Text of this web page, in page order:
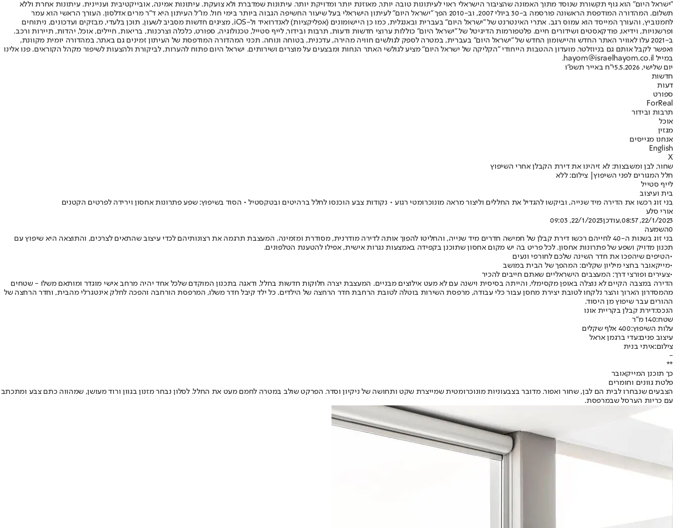
"ישראל היום" הוא גוף תקשורת שנוסד מתוך האמונה שהציבור הישראלי ראוי לעיתונות טובה יותר, מאוזנת יותר ומדויקת יותר. עיתונות שמדברת ולא צועקת. עיתונות אמינה, אובייקטיבית ועניינית. עיתונות אחרת וללא
תשלום. המהדורה המודפסת הראשונה פורסמה ב-30 ביולי 2007, וב-2010 הפך "ישראל היום" לעיתון הישראלי בעל שיעור החשיפה הגבוה ביותר בימי חול. מו"ל העיתון היא ד"ר מרים אדלסון. העורך הראשי הוא עמר
לחמנוביץ, והעורך המייסד הוא עמוס רגב. אתרי האינטרנט של "ישראל היום" בעברית ובאנגלית, כמו כן היישומונים (אפליקציות) לאנדרואיד ול-iOS, מציגים חדשות מסביב לשעון, תוכן בלעדי, מבזקים ועדכונים, ניתוחים
ופרשנויות, וידיאו, פודקאסטים ושידורים חיים. פלטפורמות הדיגיטל של "ישראל היום" כוללות ערוצי חדשות ודעות, תרבות ובידור, לייף סטייל, טכנולוגיה, ספורט, כלכלה וצרכנות, בריאות, חיילים, אוכל, יהדות, תיירות ורכב.
ב-2021 עלו לאוויר האתר החדש והיישומון החדש של "ישראל היום" בעברית, במטרה לספק לגולשים חוויה מהירה, עדכנית, בטוחה ונוחה. תכני המהדורה המודפסת של העיתון זמינים גם באתר, במהדורה יומית מקוונת,
ואפשר לקבל אותם גם בניוזלטר. מועדון ההטבות הייחודי "הקליקה של ישראל היום" מציע לגולשי האתר הנחות ומבצעים על מוצרים ושירותים. ישראל היום פתוח להערות, לביקורת ולהצעות לשיפור מקהל הקוראים. פנו אלינו
במייל hayom@israelhayom.co.il.
יום שלישי, 5.5.2026
י"ח באייר תשפ"ו
חדשות
דעות
ספורט
ForReal
תרבות ובידור
אוכל
מגזין
אנחנו מגייסים
English
X
שחור, לבן ומשבצות: לא זיהינו את דירת הקבלן אחרי השיפוץ
חלל המגורים לפני השיפוץ| צילום: ללא
לייף סטייל
בית ועיצוב
בני זוג רכשו את הדירה מיד שנייה, וביקשו להגדיל את החללים וליצור מראה מונוכרומטי רגוע • נקודות צבע הוכנסו לחלל ברהיטים ובטקסטיל • הסוד בשיפוץ: שפע פתרונות אחסון וירידה לפרטים הקטנים
אורי סלע
22/1/2023, 08:57
,עודכן22/1/2023, 09:03
0השמעה
בני זוג בשנות ה-40 לחייהם רכשו דירת קבלן של חמישה חדרים מיד שנייה, והחליטו להפוך אותה לדירה מודרנית, מסודרת ומזמינה. המעצבת תרגמה את רצונותיהם לכדי עיצוב שהתאים לצרכים, והתוצאה היא שיפוץ עם
תכנון מדויק ושפע של פתרונות אחסון. לכל פריט בה יש מקום אחסון שתוכנן בקפידה באמצעות נגרות אישית, אפילו להטענת הטלפונים.
•הטיפים שיהפכו את חדר השינה שלכם לחורפי ונעים
•מייקאובר בחצי מיליון שקלים: המהפך של הבית במושב
•צעירים ופורצי דרך: המעצבים הישראליים שאתם חייבים להכיר
הדירה במצבה הקיים לא נוצלה באופן מקסימלי, והייתה בסיסית וישנה עם לא מעט אילוצים מבניים. המעצבת יצרה חלוקות חדשות בחלל, ודאגה בתכנון המוקדם שלכל אחד יהיה מרחב אישי מוגדר ומותאם משלו - שטחים
מהמסדרון הארוך והצר נלקחו לטובת יצירת מחסן עבור כלי עבודה, מרפסת השירות בוטלה לטובת הרחבת חדר הרחצה של הילדים. כל ילד קיבל חדר משלו, המרפסת הורחבה והפכה לחלק אינטגרלי מהבית, וחדר הרחצה של
ההורים עבר שיפוץ מן היסוד.
הנכס:דירת קבלן בקריית אונו
שטח:140 מ"ר
עלות השיפוץ:400 אלף שקלים
עיצוב פנים:עדי ברגמן אראל
צילום:איתי בנית
-
**
כך תוכנן המייקאובר
פלטת גוונים וחומרים
הצבעים שנבחרו לבית הם לבן, שחור ואפור. מדובר בצבעוניות מונוכרומטית שמייצרת שקט ותחושה של ניקיון וסדר. הפרקט שולב במטרה לחמם מעט את החלל. לסלון נבחר מזנון בגוון ורוד מעושן, שמהווה כתם צבע ומתכתב
עם כריות הערסל שבמרפסת.